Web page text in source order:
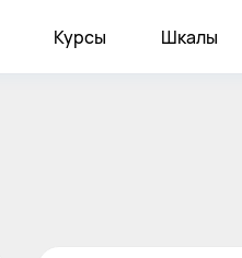
Курсы Шкалы